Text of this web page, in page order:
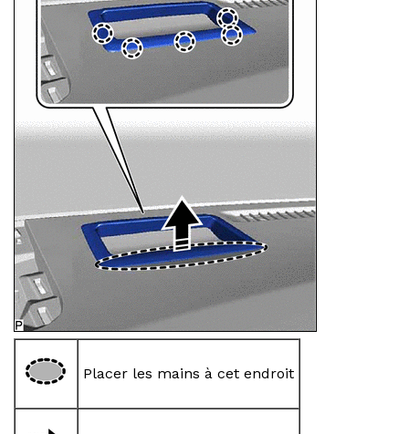
Placer les mains à cet endroit